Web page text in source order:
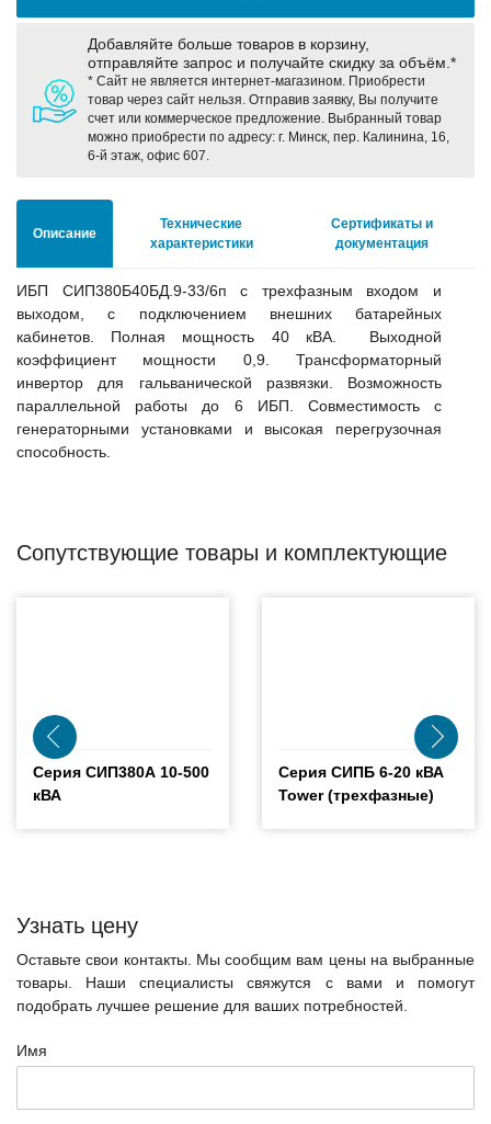
Добавляйте больше товаров в корзину,
отправляйте запрос и получайте скидку за объём.*
* Сайт не является интернет-магазином. Приобрести
товар через сайт нельзя. Отправив заявку, Вы получите
счет или коммерческое предложение. Выбранный товар
можно приобрести по адресу: г. Минск, пер. Калинина, 16,
6-й этаж, офис 607.
Описание
Технические
характеристики
Сертификаты и
документация
ИБП СИП380Б40БД.9-33/6п с трехфазным входом и
выходом, с подключением внешних батарейных
кабинетов. Полная мощность 40 кВА. Выходной
коэффициент мощности 0,9. Трансформаторный
инвертор для гальванической развязки. Возможность
параллельной работы до 6 ИБП. Совместимость с
генераторными установками и высокая перегрузочная
способность.
Сопутствующие товары и комплектующие
Серия СИП380А 10-500
кВА
Серия СИПБ 6-20 кВА
Tower (трехфазные)
Узнать цену
Оставьте свои контакты. Мы сообщим вам цены на выбранные
товары. Наши специалисты свяжутся с вами и помогут
подобрать лучшее решение для ваших потребностей.
Имя